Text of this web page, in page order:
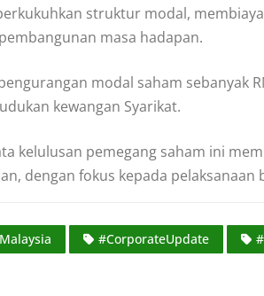
struktur modal,
masa hadapan.
modal saham sebanyak
kewangan Syarikat.
kelulusan pemegang saham ini
dengan fokus kepada
#CorporateUpdate